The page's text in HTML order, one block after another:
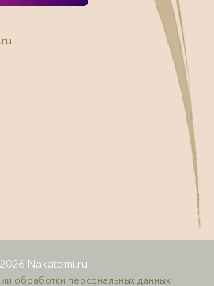
Nakatomi.ru
обработки персональных данных